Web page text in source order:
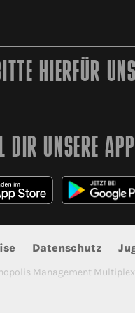
HIERFÜR
DIR UNSERE
Datenschutz
Management Multiplex